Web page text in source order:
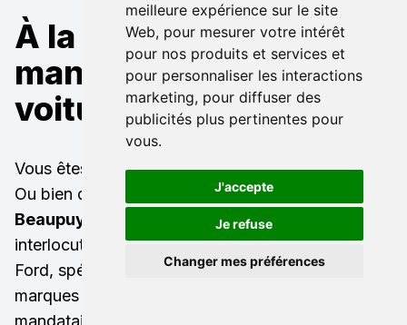
meilleure expérience sur le site
Web, pour mesurer votre intérêt
pour nos produits et services et
pour personnaliser les interactions
marketing, pour diffuser des
publicités plus pertinentes pour
vous.
J'accepte
Je refuse
Changer mes préférences
À la recherche d'un
mandataire pour une
voiture Ford ?
Vous êtes à la recherche d'unFord neuf remisé
Ou bien d'une
Ford occasion à Toulouse
Beaupuy
(31850) ? LB Automobiles est votre
interlocuteur privilégié ! Nous sommes mandataire
Ford, spécialisé dans l'import auto toutes
marques (mandataire Audi, mandataire Mercedes,
mandataire BMW, mandataire Volkswagen..).